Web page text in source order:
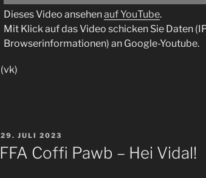
Dieses Video ansehenauf YouTube.
Mit Klick auf das Video schicken Sie Daten
Browserinformationen) an Google-Youtube.
(vk)
VERÖFFENTLICHT
AM
29. JULI 2023
FFA Coffi Pawb – Hei Vidal!